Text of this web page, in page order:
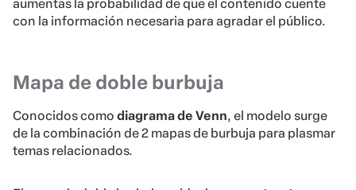
aumentas la probabilidad de que el contenido cuente
con la información necesaria para agradar el público.
Mapa de doble burbuja
Conocidos como diagrama de Venn, el modelo surge
de la combinación de 2 mapas de burbuja para plasmar
temas relacionados.